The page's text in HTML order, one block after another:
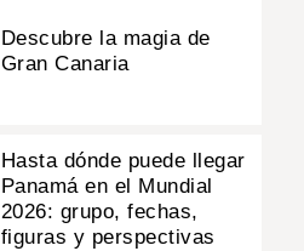
Descubre la magia de
Gran Canaria
Hasta dónde puede llegar
Panamá en el Mundial
2026: grupo, fechas,
figuras y perspectivas